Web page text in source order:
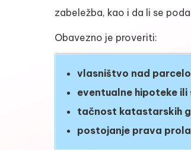
zabeležba, kao i da li se
Obavezno je proveriti:
vlasništvo nad
eventualne hipoteke ili
tačnost katastarskih
postojanje prava